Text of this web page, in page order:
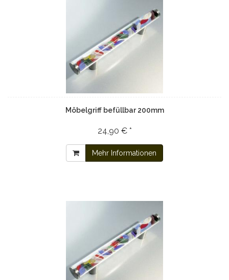
Möbelgriff befüllbar 200mm
24,90 € *
Mehr Informationen